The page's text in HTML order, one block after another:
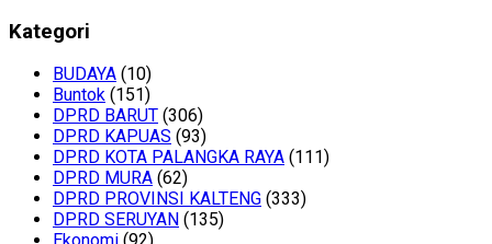
Kategori
BUDAYA (10)
Buntok (151)
DPRD BARUT (306)
DPRD KAPUAS (93)
DPRD KOTA PALANGKA RAYA (111)
DPRD MURA (62)
DPRD PROVINSI KALTENG (333)
DPRD SERUYAN (135)